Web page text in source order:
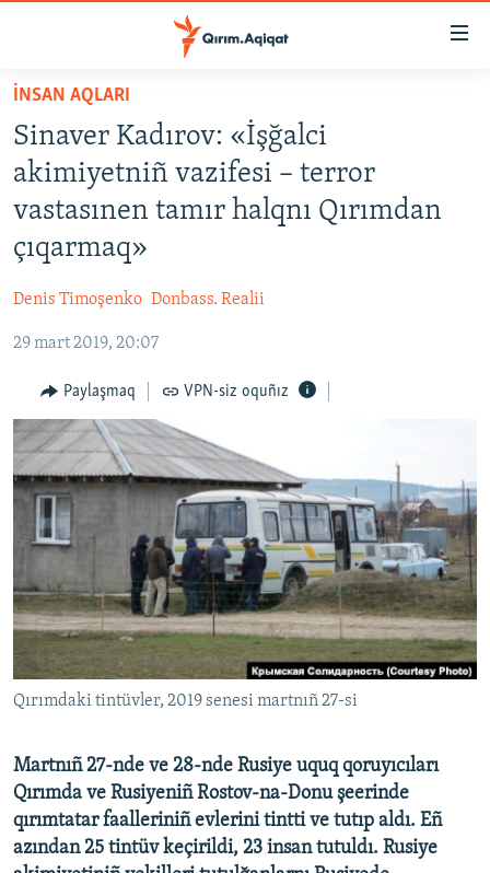
Esas
qaytmaq
Baş
navigatsiyağa
qaytmaq
Qıdıruvğa
SİYASET
İQTİSADİYAT
İNSAN AQLARI
VİDEO
SÜRET
BLOGLAR
FİKİR
Русский
QOŞULIÑIZ!
İNSAN AQLARI
Sinaver Kadırov: «İşğalci
akimiyetniñ vazifesi – terror
vastasınen tamır halqnı Qırımdan
çıqarmaq»
Denis Timoşenko Donbass. Realii
29 mart 2019, 20:07
Paylaşmaq VPN-siz oquñız
Qırımdaki tintüvler, 2019 senesi martnıñ 27-si
Martnıñ 27-nde ve 28-nde Rusiye uquq qoruyıcıları
Qırımda ve Rusiyeniñ Rostov-na-Donu şeerinde
qırımtatar faalleriniñ evlerini tintti ve tutıp aldı. Eñ
azından 25 tintüv keçirildi, 23 insan tutuldı. Rusiye